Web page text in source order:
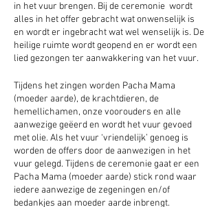
in het vuur brengen. Bij de ceremonie wordt
alles in het offer gebracht wat onwenselijk is
en wordt er ingebracht wat wel wenselijk is. De
heilige ruimte wordt geopend en er wordt een
lied gezongen ter aanwakkering van het vuur.
Tijdens het zingen worden Pacha Mama
(moeder aarde), de krachtdieren, de
hemellichamen, onze voorouders en alle
aanwezige geëerd en wordt het vuur gevoed
met olie. Als het vuur ‘vriendelijk’ genoeg is
worden de offers door de aanwezigen in het
vuur gelegd. Tijdens de ceremonie gaat er een
Pacha Mama (moeder aarde) stick rond waar
iedere aanwezige de zegeningen en/of
bedankjes aan moeder aarde inbrengt.